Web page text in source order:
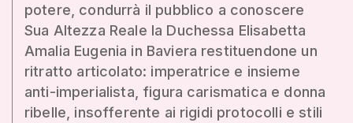
potere, condurrà il pubblico a conoscere
Sua Altezza Reale la Duchessa Elisabetta
Amalia Eugenia in Baviera restituendone un
ritratto articolato: imperatrice e insieme
anti-imperialista, figura carismatica e donna
ribelle, insofferente ai rigidi protocolli e stili